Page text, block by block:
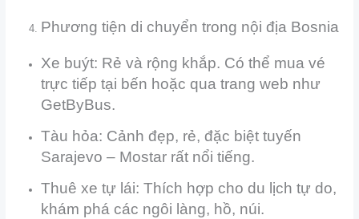
Phương tiện di chuyển trong nội địa Bosnia
Xe buýt: Rẻ và rộng khắp. Có thể mua vé
trực tiếp tại bến hoặc qua trang web như
GetByBus.
Tàu hỏa: Cảnh đẹp, rẻ, đặc biệt tuyến
Sarajevo – Mostar rất nổi tiếng.
Thuê xe tự lái: Thích hợp cho du lịch tự do,
khám phá các ngôi làng, hồ, núi.